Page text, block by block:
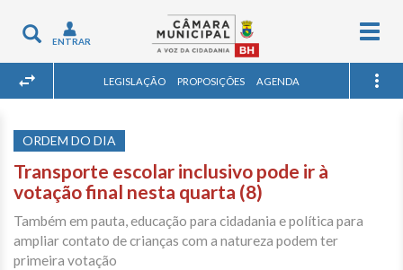
Toggle
navigation
ENTRAR
LEGISLAÇÃO PROPOSIÇÕES AGENDA
ORDEM DO DIA
Transporte escolar inclusivo pode ir à
votação final nesta quarta (8)
Também em pauta, educação para cidadania e política para
ampliar contato de crianças com a natureza podem ter
primeira votação